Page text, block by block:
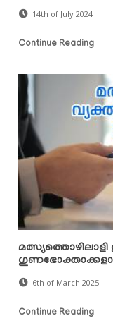
14th of July 2024
Continue Reading
6th of March 2025
Continue Reading